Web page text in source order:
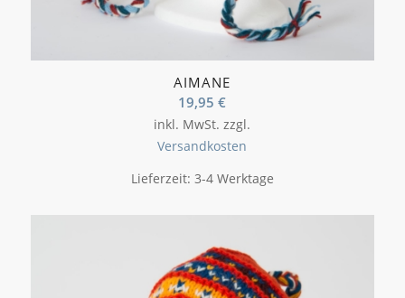
AIMANE
19,95€
inkl. MwSt. zzgl.
Versandkosten
Lieferzeit: 3-4 Werktage